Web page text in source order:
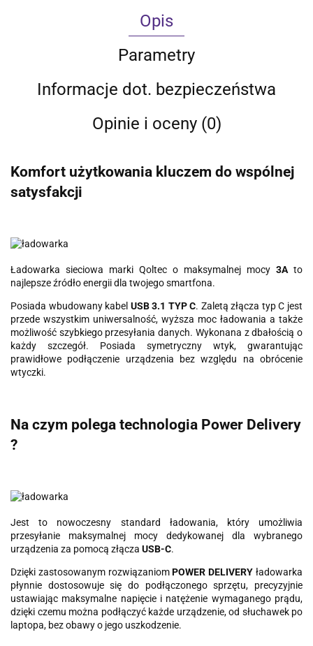
Opis
Parametry
Informacje dot. bezpieczeństwa
Opinie i oceny (0)
Komfort użytkowania kluczem do wspólnej
satysfakcji
Ładowarka sieciowa marki Qoltec o maksymalnej mocy 3Ato
najlepsze źródło energii dla twojego smartfona.
Posiada wbudowany kabel USB 3.1 TYP C. Zaletą złącza typ C jest
przede wszystkim uniwersalność, wyższa moc ładowania a także
możliwość szybkiego przesyłania danych. Wykonana z dbałością o
każdy szczegół. Posiada symetryczny wtyk, gwarantując
prawidłowe podłączenie urządzenia bez względu na obrócenie
wtyczki.
Na czym polega technologia Power Delivery
?
Jest to nowoczesny standard ładowania, który umożliwia
przesyłanie maksymalnej mocy dedykowanej dla wybranego
urządzenia za pomocą złącza USB-C.
Dzięki zastosowanym rozwiązaniomPOWER DELIVERY ładowarka
płynnie dostosowuje się do podłączonego sprzętu, precyzyjnie
ustawiając maksymalne napięcie i natężenie wymaganego prądu,
dzięki czemu można podłączyć każde urządzenie, od słuchawek po
laptopa, bez obawy o jego uszkodzenie.